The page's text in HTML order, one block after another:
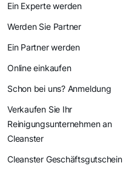
Ein Experte werden
Werden Sie Partner
Ein Partner werden
Online einkaufen
Schon bei uns? Anmeldung
Verkaufen Sie Ihr
Reinigungsunternehmen an
Cleanster
Cleanster Geschäftsgutschein